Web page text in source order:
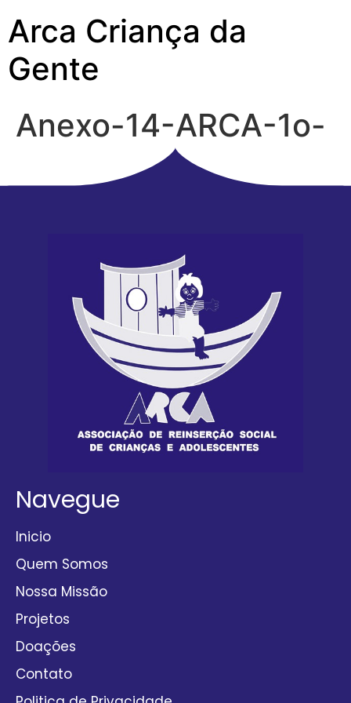
Arca Criança da
Gente
Anexo-14-ARCA-1o-
periodo-15-06-2018
Navegue
Inicio
Quem Somos
Nossa Missão
Projetos
Doações
Contato